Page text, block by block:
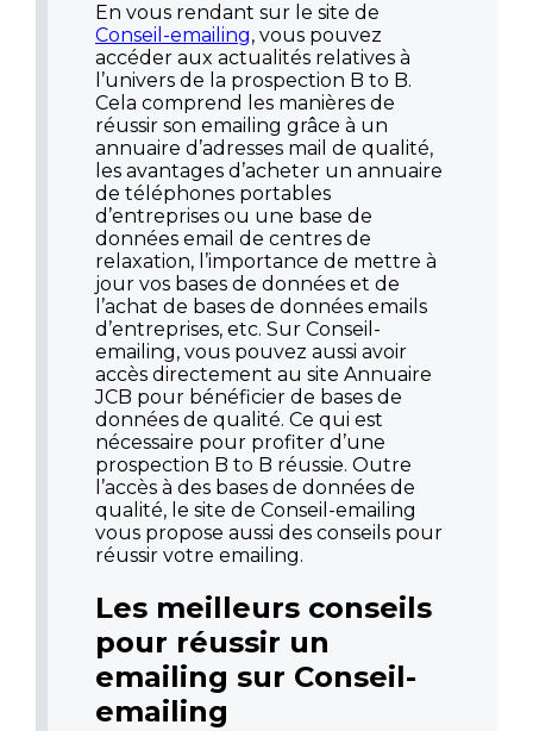
En vous rendant sur le site de
Conseil-emailing, vous pouvez
accéder aux actualités relatives à
l’univers de la prospection B to B.
Cela comprend les manières de
réussir son emailing grâce à un
annuaire d’adresses mail de qualité,
les avantages d’acheter un annuaire
de téléphones portables
d’entreprises ou une base de
données email de centres de
relaxation, l’importance de mettre à
jour vos bases de données et de
l’achat de bases de données emails
d’entreprises, etc. Sur Conseil-
emailing, vous pouvez aussi avoir
accès directement au site Annuaire
JCB pour bénéficier de bases de
données de qualité. Ce qui est
nécessaire pour profiter d’une
prospection B to B réussie. Outre
l’accès à des bases de données de
qualité, le site de Conseil-emailing
vous propose aussi des conseils pour
réussir votre emailing.
Les meilleurs conseils
pour réussir un
emailing sur Conseil-
emailing